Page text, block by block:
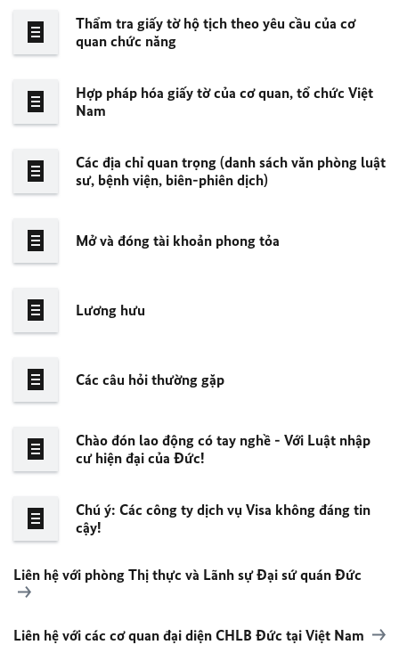
Thẩm tra giấy tờ hộ tịch theo yêu cầu của cơ
quan chức năng
Hợp pháp hóa giấy tờ của cơ quan, tổ chức Việt
Nam
Các địa chỉ quan trọng (danh sách văn phòng luật
sư, bệnh viện, biên-phiên dịch)
Mở và đóng tài khoản phong tỏa
Lương hưu
Các câu hỏi thường gặp
Chào đón lao động có tay nghề - Với Luật nhập
cư hiện đại của Đức!
Chú ý: Các công ty dịch vụ Visa không đáng tin
cậy!
Liên hệ với phòng Thị thực và Lãnh sự Đại sứ quán Đức
Liên hệ với các cơ quan đại diện CHLB Đức tại Việt Nam